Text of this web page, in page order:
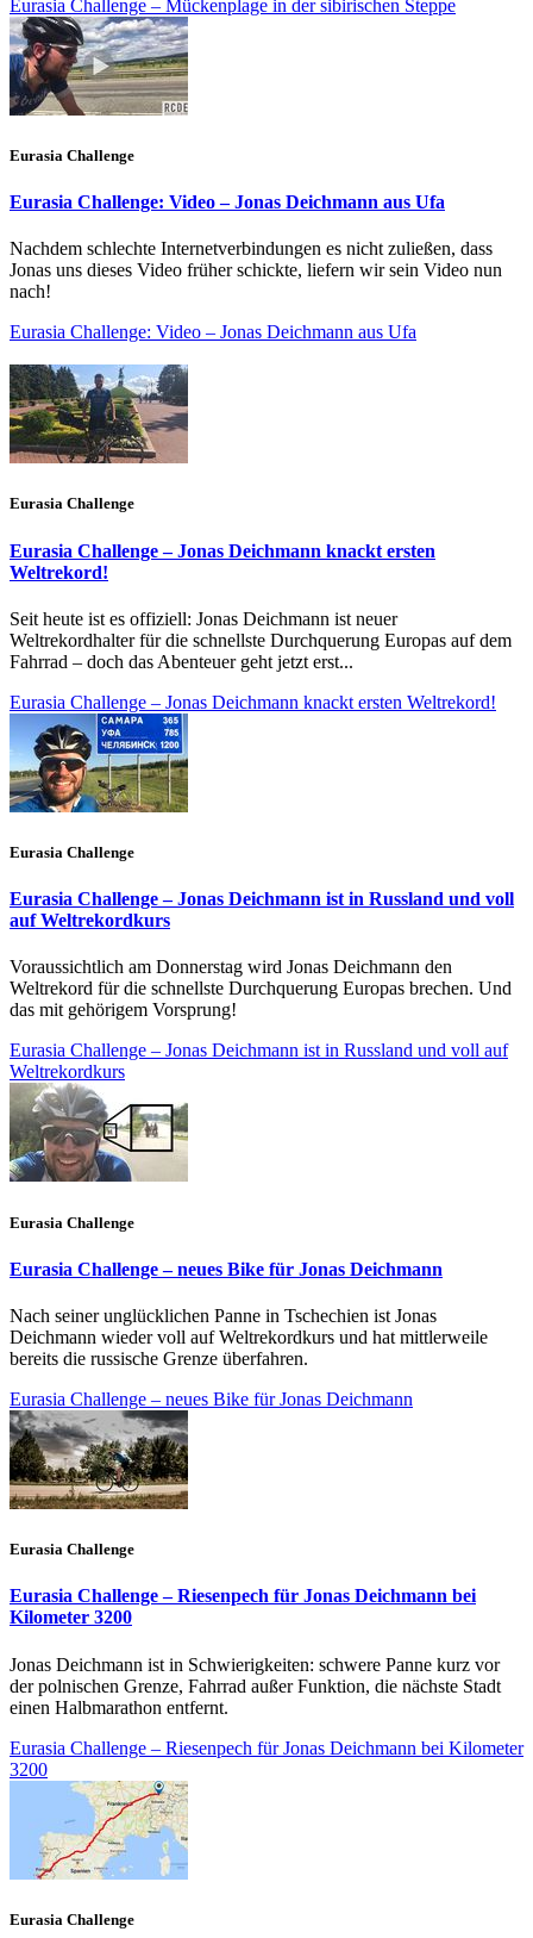
Eurasia Challenge – Mückenplage in der sibirischen Steppe
Eurasia Challenge
Eurasia Challenge: Video – Jonas Deichmann aus Ufa
Nachdem schlechte Internetverbindungen es nicht zuließen, dass
Jonas uns dieses Video früher schickte, liefern wir sein Video nun
nach!
Eurasia Challenge: Video – Jonas Deichmann aus Ufa
Eurasia Challenge
Eurasia Challenge – Jonas Deichmann knackt ersten
Weltrekord!
Seit heute ist es offiziell: Jonas Deichmann ist neuer
Weltrekordhalter für die schnellste Durchquerung Europas auf dem
Fahrrad – doch das Abenteuer geht jetzt erst...
Eurasia Challenge – Jonas Deichmann knackt ersten Weltrekord!
Eurasia Challenge
Eurasia Challenge – Jonas Deichmann ist in Russland und voll
auf Weltrekordkurs
Voraussichtlich am Donnerstag wird Jonas Deichmann den
Weltrekord für die schnellste Durchquerung Europas brechen. Und
das mit gehörigem Vorsprung!
Eurasia Challenge – Jonas Deichmann ist in Russland und voll auf
Weltrekordkurs
Eurasia Challenge
Eurasia Challenge – neues Bike für Jonas Deichmann
Nach seiner unglücklichen Panne in Tschechien ist Jonas
Deichmann wieder voll auf Weltrekordkurs und hat mittlerweile
bereits die russische Grenze überfahren.
Eurasia Challenge – neues Bike für Jonas Deichmann
Eurasia Challenge
Eurasia Challenge – Riesenpech für Jonas Deichmann bei
Kilometer 3200
Jonas Deichmann ist in Schwierigkeiten: schwere Panne kurz vor
der polnischen Grenze, Fahrrad außer Funktion, die nächste Stadt
einen Halbmarathon entfernt.
Eurasia Challenge – Riesenpech für Jonas Deichmann bei Kilometer
3200
Eurasia Challenge